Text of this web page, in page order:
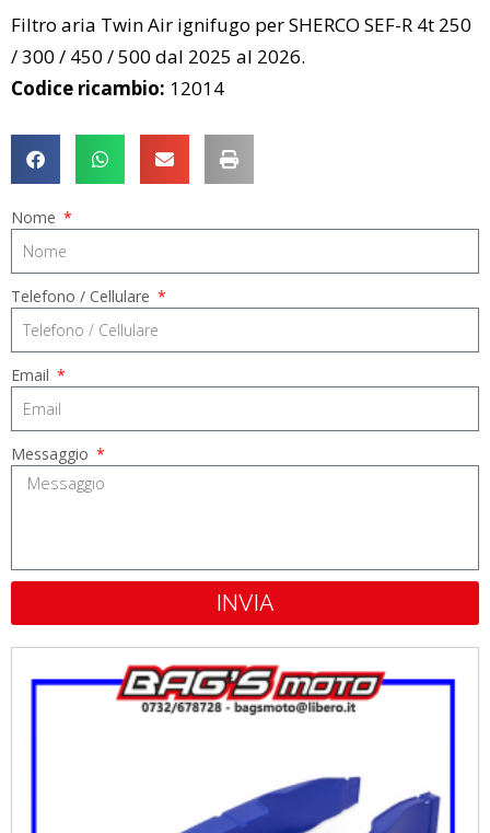
Filtro aria Twin Air ignifugo per SHERCO SEF-R 4t 250
/ 300 / 450 / 500 dal 2025 al 2026.
Codice ricambio: 12014
Nome
Telefono / Cellulare
Email
Messaggio
INVIA